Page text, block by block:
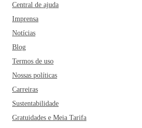
Central de ajuda
Imprensa
Notícias
Blog
Termos de uso
Nossas políticas
Carreiras
Sustentabilidade
Gratuidades e Meia Tarifa